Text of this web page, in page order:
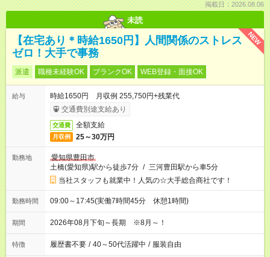
掲載日：2026.08.06
未読
NEW
【在宅あり＊時給1650円】人間関係のストレス
ゼロ！大手で事務
派遣 職種未経験OK ブランクOK WEB登録・面接OK
給与
時給1650円 月収例 255,750円+残業代
交通費別途支給あり
交通費 全額支給
月収例 25～30万円
勤務地
愛知県豊田市
土橋(愛知県)駅から徒歩7分 / 三河豊田駅から車5分
当社スタッフも就業中！人気の☆大手総合商社です！
勤務時間 09:00～17:45(実働7時間45分 休憩1時間)
期間 2026年08月下旬～長期 ※8月～！
特徴 履歴書不要 / 40～50代活躍中 / 服装自由